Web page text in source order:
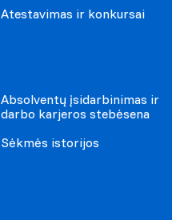
Atestavimas ir konkursai
Absolventų įsidarbinimas ir
darbo karjeros stebėsena
Sėkmės istorijos